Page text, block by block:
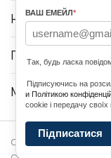
НОВИНИ
ПРОГРАМИ
МЕДІА
Copyright © 2026
ВАШ ЕМЕЙЛ*
Так, будь ласка
Підписуючись на
и Політикою
cookie і передачу
Підписатися